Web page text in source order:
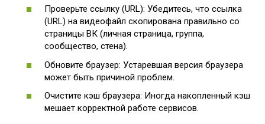
Проверьте ссылку (URL): Убедитесь, что ссылка
(URL) на видеофайл скопирована правильно со
страницы ВК (личная страница, группа,
сообщество, стена).
Обновите браузер: Устаревшая версия браузера
может быть причиной проблем.
Очистите кэш браузера: Иногда накопленный кэш
мешает корректной работе сервисов.